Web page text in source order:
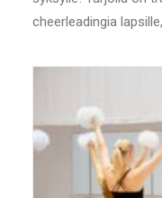
cheerleadingia